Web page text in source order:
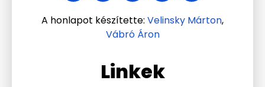
Linkek
A honlapot készítette: Velinsky Márton,
Vábró Áron